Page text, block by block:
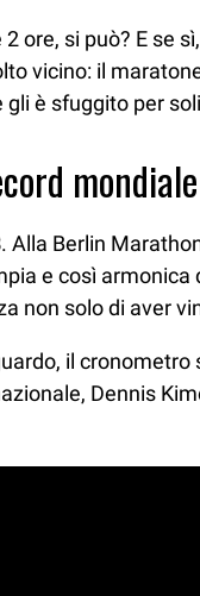
ore, si può? E se
vicino: il
è sfuggito per
. Alla Berlin
e così
non solo di aver
il cronometro
Dennis